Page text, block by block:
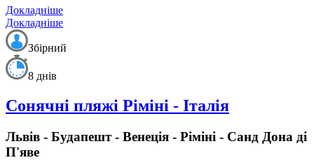
Докладніше
Докладніше
Збірний
8 днів
Сонячні пляжі Ріміні - Італія
Львів - Будапешт - Венеція - Ріміні - Санд Дона ді
П'яве